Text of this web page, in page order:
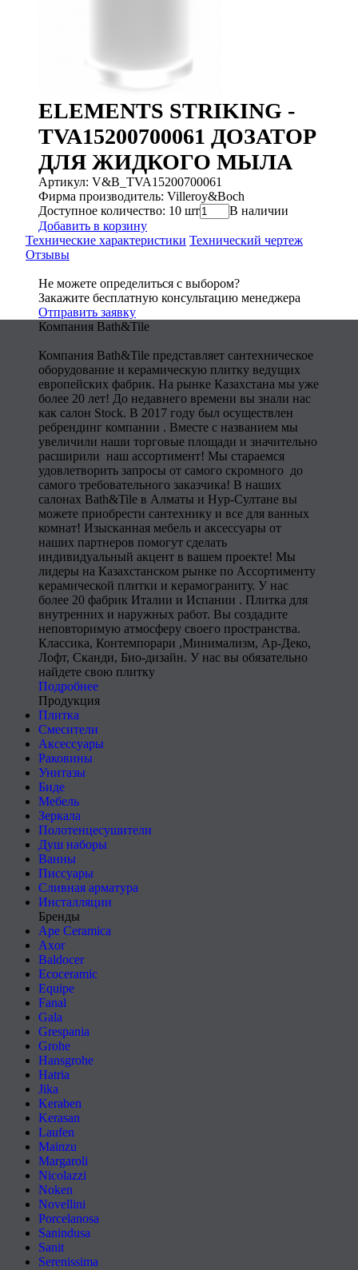
ELEMENTS STRIKING -
TVA15200700061 ДОЗАТОР
ДЛЯ ЖИДКОГО МЫЛА
Артикул: V&B_TVA15200700061
Фирма производитель: Villeroy&Boch
Доступное количество: 10 шт
В наличии
Добавить в корзину
Технические характеристики Технический чертеж
Отзывы
Не можете определиться с выбором?
Закажите бесплатную консультацию менеджера
Отправить заявку
Компания Bath&Tile
Компания Bath&Tile представляет сантехническое
оборудование и керамическую плитку ведущих
европейских фабрик. На рынке Казахстана мы уже
более 20 лет! До недавнего времени вы знали нас
как салон Stock. В 2017 году был осуществлен
ребрендинг компании . Вместе с названием мы
увеличили наши торговые площади и значительно
расширили наш ассортимент! Мы стараемся
удовлетворить запросы от самого скромного до
самого требовательного заказчика! В наших
салонах Bath&Tile в Алматы и Нур-Султане вы
можете приобрести сантехнику и все для ванных
комнат! Изысканная мебель и аксессуары от
наших партнеров помогут сделать
индивидуальный акцент в вашем проекте! Мы
лидеры на Казахстанском рынке по Ассортименту
керамической плитки и керамограниту. У нас
более 20 фабрик Италии и Испании . Плитка для
внутренних и наружных работ. Вы создадите
неповторимую атмосферу своего пространства.
Классика, Контемпорари ,Минимализм, Ар-Деко,
Лофт, Сканди, Био-дизайн. У нас вы обязательно
найдете свою плитку
Подробнее
Продукция
Плитка
Смесители
Аксессуары
Раковины
Унитазы
Биде
Мебель
Зеркала
Полотенцесушители
Душ наборы
Ванны
Писсуары
Сливная арматура
Инсталляции
Бренды
Ape Ceramica
Axor
Baldocer
Ecoceramic
Equipe
Fanal
Gala
Grespania
Grohe
Hansgrohe
Hatria
Jika
Keraben
Kerasan
Laufen
Mainzu
Margaroli
Nicolazzi
Noken
Novellini
Porcelanosa
Sanindusa
Sanit
Serenissima